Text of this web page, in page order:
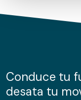
de cookies.
información sobre
nuestros partners
Conduce tu
desata tu